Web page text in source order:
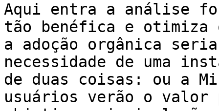
Aqui entra a análise
tão benéfica e
a adoção orgânica
necessidade de uma
de duas coisas: ou a
usuários verão o